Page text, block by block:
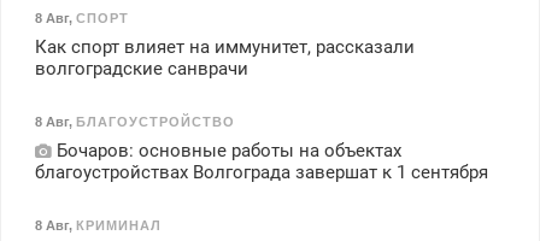
8 Авг, СПОРТ
Как спорт влияет на иммунитет, рассказали
волгоградские санврачи
8 Авг, БЛАГОУСТРОЙСТВО
Бочаров: основные работы на объектах
благоустройствах Волгограда завершат к 1 сентября
8 Авг, КРИМИНАЛ